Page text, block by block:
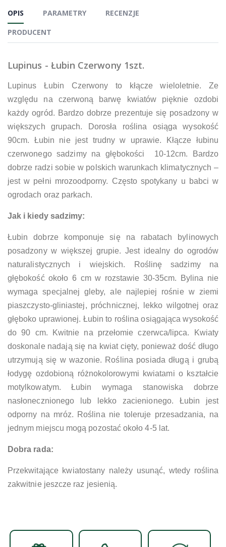
OPIS PARAMETRY
RECENZJE
PRODUCENT
Lupinus - Łubin Czerwony 1szt.
Lupinus Łubin Czerwony to kłącze wieloletnie. Ze
względu na czerwoną barwę kwiatów pięknie ozdobi
każdy ogród. Bardzo dobrze prezentuje się posadzony w
większych grupach. Dorosła roślina osiąga wysokość
90cm. Łubin nie jest trudny w uprawie. Kłącze łubinu
czerwonego sadzimy na głębokości 10-12cm. Bardzo
dobrze radzi sobie w polskich warunkach klimatycznych –
jest w pełni mrozoodporny. Często spotykany u babci w
ogrodach oraz parkach.
Jak i kiedy sadzimy:
Łubin dobrze komponuje się na rabatach bylinowych
posadzony w większej grupie. Jest idealny do ogrodów
naturalistycznych i wiejskich. Roślinę sadzimy na
głębokość około 6 cm w rozstawie 30-35cm. Bylina nie
wymaga specjalnej gleby, ale najlepiej rośnie w ziemi
piaszczysto-gliniastej, próchnicznej, lekko wilgotnej oraz
głęboko uprawionej. Łubin to roślina osiągająca wysokość
do 90 cm. Kwitnie na przełomie czerwca/lipca. Kwiaty
doskonale nadają się na kwiat cięty, ponieważ dość długo
utrzymują się w wazonie. Roślina posiada długą i grubą
łodygę ozdobioną różnokolorowymi kwiatami o kształcie
motylkowatym. Łubin wymaga stanowiska dobrze
nasłonecznionego lub lekko zacienionego. Łubin jest
odporny na mróz. Roślina nie toleruje przesadzania, na
jednym miejscu mogą pozostać około 4-5 lat.
Dobra rada:
Przekwitające kwiatostany należy usunąć, wtedy roślina
zakwitnie jeszcze raz jesienią.